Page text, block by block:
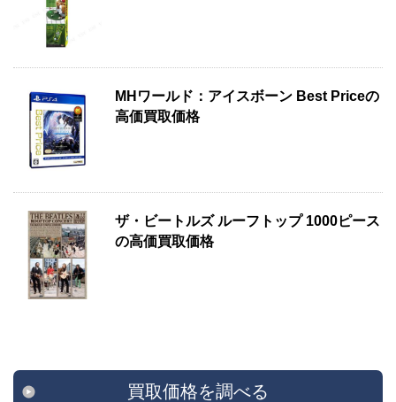
MHワールド：アイスボーン Best Priceの
高価買取価格
ザ・ビートルズ ルーフトップ 1000ピース
の高価買取価格
買取価格を調べる